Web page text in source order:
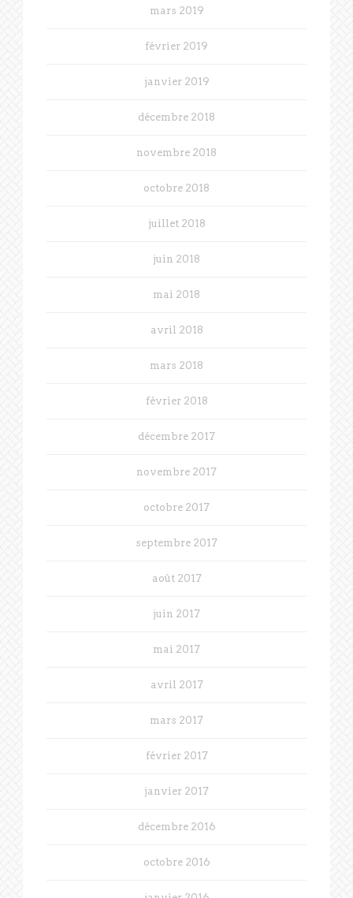
mars 2019
février 2019
janvier 2019
décembre 2018
novembre 2018
octobre 2018
juillet 2018
juin 2018
mai 2018
avril 2018
mars 2018
février 2018
décembre 2017
novembre 2017
octobre 2017
septembre 2017
août 2017
juin 2017
mai 2017
avril 2017
mars 2017
février 2017
janvier 2017
décembre 2016
octobre 2016